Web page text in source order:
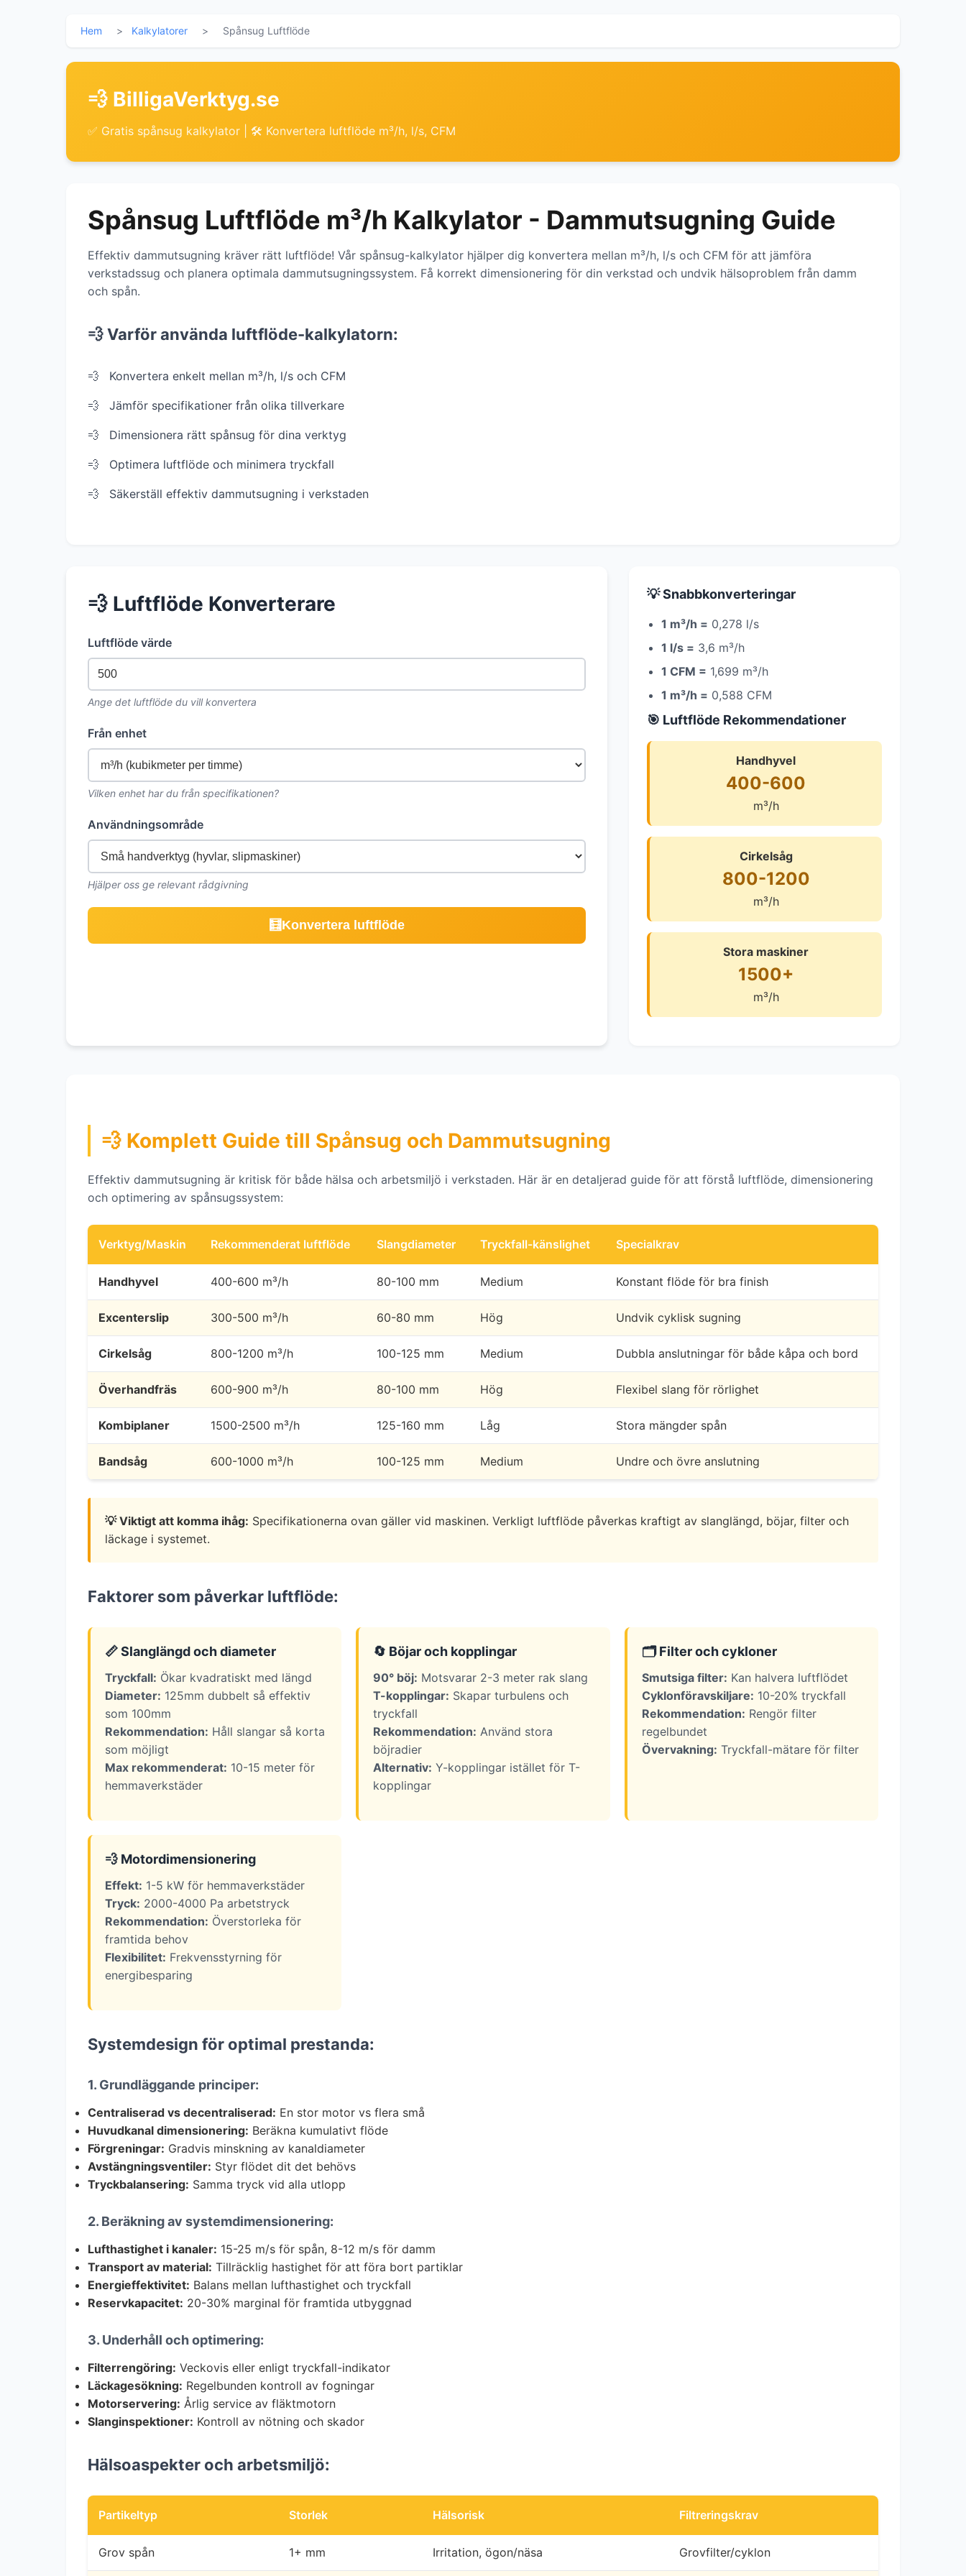
Hem > Kalkylatorer > Spånsug Luftflöde
💨 BilligaVerktyg.se
✅ Gratis spånsug kalkylator | 🛠 Konvertera luftflöde m³/h, l/s, CFM
Spånsug Luftflöde m³/h Kalkylator - Dammutsugning Guide
Effektiv dammutsugning kräver rätt luftflöde! Vår spånsug-kalkylator hjälper dig konvertera mellan m³/h, l/s och CFM för att jämföra
verkstadssug och planera optimala dammutsugningssystem. Få korrekt dimensionering för din verkstad och undvik hälsoproblem från damm
och spån.
💨 Varför använda luftflöde-kalkylatorn:
Konvertera enkelt mellan m³/h, l/s och CFM
Jämför specifikationer från olika tillverkare
Dimensionera rätt spånsug för dina verktyg
Optimera luftflöde och minimera tryckfall
Säkerställ effektiv dammutsugning i verkstaden
💨 Luftflöde Konverterare
Luftflöde värde
Ange det luftflöde du vill konvertera
Från enhet
Vilken enhet har du från specifikationen?
Användningsområde
Hjälper oss ge relevant rådgivning
🧮Konvertera luftflöde
💡 Snabbkonverteringar
1 m³/h = 0,278 l/s
1 l/s = 3,6 m³/h
1 CFM = 1,699 m³/h
1 m³/h = 0,588 CFM
🎯 Luftflöde Rekommendationer
Handhyvel
400-600
m³/h
Cirkelsåg
800-1200
m³/h
Stora maskiner
1500+
m³/h
💨 Komplett Guide till Spånsug och Dammutsugning
Effektiv dammutsugning är kritisk för både hälsa och arbetsmiljö i verkstaden. Här är en detaljerad guide för att förstå luftflöde, dimensionering
och optimering av spånsugssystem:
Verktyg/Maskin Rekommenderat luftflöde Slangdiameter Tryckfall-känslighet Specialkrav
Handhyvel 400-600 m³/h 80-100 mm Medium Konstant flöde för bra finish
Excenterslip 300-500 m³/h 60-80 mm Hög Undvik cyklisk sugning
Cirkelsåg 800-1200 m³/h 100-125 mm Medium Dubbla anslutningar för både kåpa och bord
Överhandfräs 600-900 m³/h 80-100 mm Hög Flexibel slang för rörlighet
Kombiplaner 1500-2500 m³/h 125-160 mm Låg Stora mängder spån
Bandsåg 600-1000 m³/h 100-125 mm Medium Undre och övre anslutning
💡 Viktigt att komma ihåg: Specifikationerna ovan gäller vid maskinen. Verkligt luftflöde påverkas kraftigt av slanglängd, böjar, filter och
läckage i systemet.
Faktorer som påverkar luftflöde:
📏 Slanglängd och diameter
Tryckfall: Ökar kvadratiskt med längd
Diameter: 125mm dubbelt så effektiv
som 100mm
Rekommendation: Håll slangar så korta
som möjligt
Max rekommenderat: 10-15 meter för
hemmaverkstäder
🔄 Böjar och kopplingar
90° böj: Motsvarar 2-3 meter rak slang
T-kopplingar: Skapar turbulens och
tryckfall
Rekommendation: Använd stora
böjradier
Alternativ: Y-kopplingar istället för T-
kopplingar
🗂️ Filter och cykloner
Smutsiga filter: Kan halvera luftflödet
Cyklonföravskiljare: 10-20% tryckfall
Rekommendation: Rengör filter
regelbundet
Övervakning: Tryckfall-mätare för filter
💨 Motordimensionering
Effekt: 1-5 kW för hemmaverkstäder
Tryck: 2000-4000 Pa arbetstryck
Rekommendation: Överstorleka för
framtida behov
Flexibilitet: Frekvensstyrning för
energibesparing
Systemdesign för optimal prestanda:
1. Grundläggande principer:
Centraliserad vs decentraliserad: En stor motor vs flera små
Huvudkanal dimensionering: Beräkna kumulativt flöde
Förgreningar: Gradvis minskning av kanaldiameter
Avstängningsventiler: Styr flödet dit det behövs
Tryckbalansering: Samma tryck vid alla utlopp
2. Beräkning av systemdimensionering:
Lufthastighet i kanaler: 15-25 m/s för spån, 8-12 m/s för damm
Transport av material: Tillräcklig hastighet för att föra bort partiklar
Energieffektivitet: Balans mellan lufthastighet och tryckfall
Reservkapacitet: 20-30% marginal för framtida utbyggnad
3. Underhåll och optimering:
Filterrengöring: Veckovis eller enligt tryckfall-indikator
Läckagesökning: Regelbunden kontroll av fogningar
Motorservering: Årlig service av fläktmotorn
Slanginspektioner: Kontroll av nötning och skador
Hälsoaspekter och arbetsmiljö:
Partikeltyp Storlek Hälsorisk Filtreringskrav
Grov spån 1+ mm Irritation, ögon/näsa Grovfilter/cyklon